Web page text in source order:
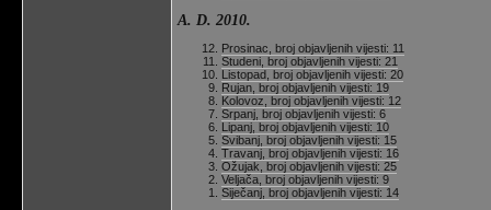
A. D. 2010.
Prosinac, broj objavljenih vijesti: 11
Studeni, broj objavljenih vijesti: 21
Listopad, broj objavljenih vijesti: 20
Rujan, broj objavljenih vijesti: 19
Kolovoz, broj objavljenih vijesti: 12
Srpanj, broj objavljenih vijesti: 6
Lipanj, broj objavljenih vijesti: 10
Svibanj, broj objavljenih vijesti: 15
Travanj, broj objavljenih vijesti: 16
Ožujak, broj objavljenih vijesti: 25
Veljača, broj objavljenih vijesti: 9
Siječanj, broj objavljenih vijesti: 14